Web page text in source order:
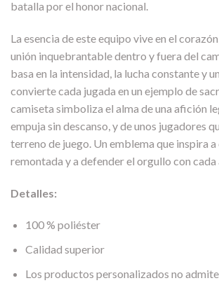
batalla por el honor nacional.
La esencia de este equipo vive en el
unión inquebrantable dentro y fuera del
basa en la intensidad, la lucha constante y
convierte cada jugada en un ejemplo de
camiseta simboliza el alma de una afición
empuja sin descanso, y de unos jugadores
terreno de juego. Un emblema que inspira a
remontada y a defender el orgullo con cada
Detalles:
100 % poliéster
Calidad superior
Los productos personalizados no